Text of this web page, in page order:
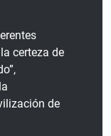
certeza de
de